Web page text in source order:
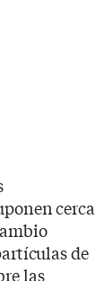
cerca
de
las